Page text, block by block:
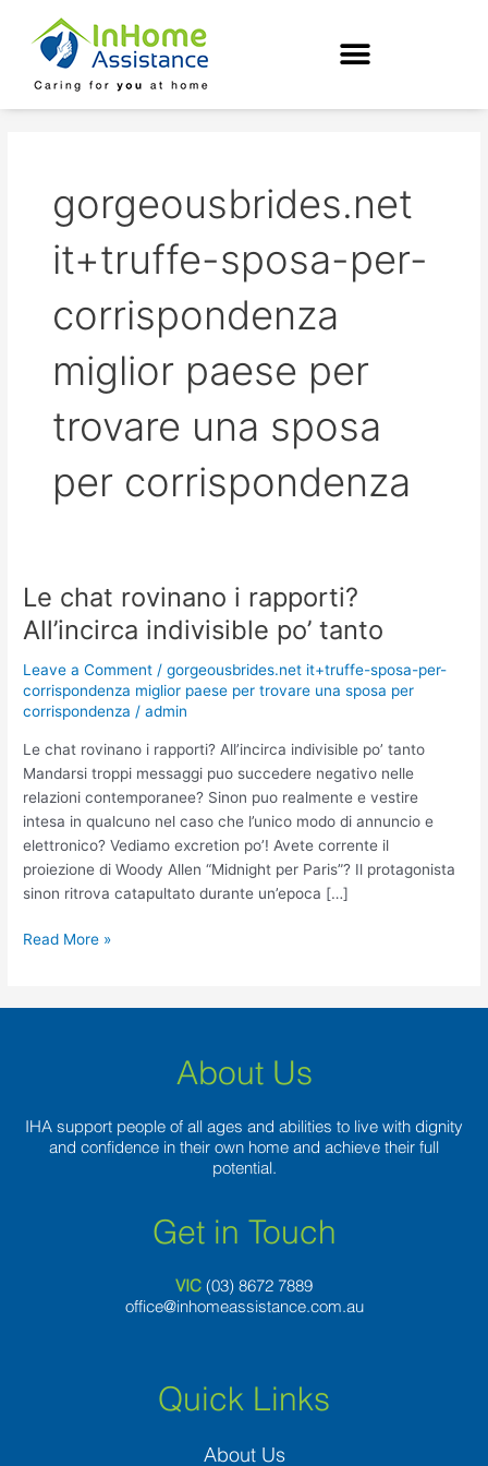
content
gorgeousbrides.net
it+truffe-sposa-per-
corrispondenza
miglior paese per
trovare una sposa
per corrispondenza
Le chat rovinano i rapporti?
All’incirca indivisible po’ tanto
Leave a Comment /gorgeousbrides.net it+truffe-sposa-per-
corrispondenza miglior paese per trovare una sposa per
corrispondenza /admin
Le chat rovinano i rapporti? All’incirca indivisible po’ tanto
Mandarsi troppi messaggi puo succedere negativo nelle
relazioni contemporanee? Sinon puo realmente e vestire
intesa in qualcuno nel caso che l’unico modo di annuncio e
elettronico? Vediamo excretion po’! Avete corrente il
proiezione di Woody Allen “Midnight per Paris”? Il protagonista
sinon ritrova catapultato durante un’epoca […]
Le
chat
rovinano
i
rapporti?
All’incirca
po’
tanto
Read More »
About Us
IHA support people of all ages and abilities to live with dignity
and confidence in their own home and achieve their full
potential.
Get in Touch
VIC (03) 8672 7889
office@inhomeassistance.com.au
Quick Links
About Us